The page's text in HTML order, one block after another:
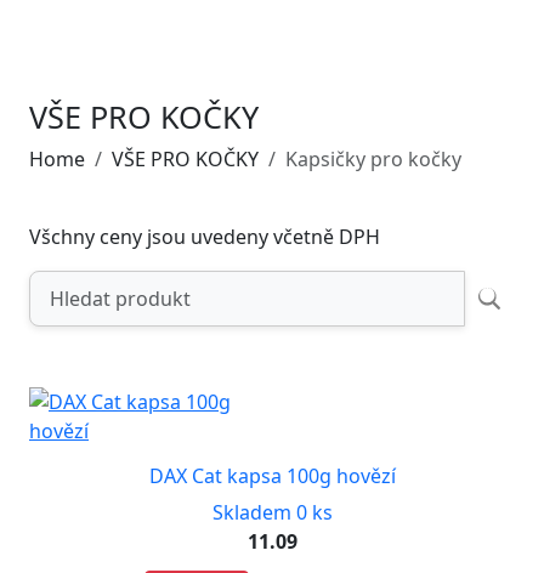
VŠE PRO KOČKY
Home VŠE PRO KOČKY Kapsičky pro kočky
Všchny ceny jsou uvedeny včetně DPH
DAX Cat kapsa 100g hovězí
Skladem 0 ks
11.09